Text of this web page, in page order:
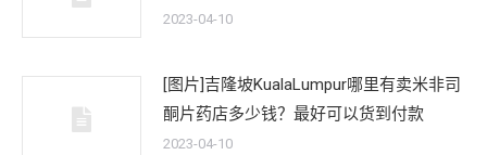
2023-04-10
[图片]吉隆坡KualaLumpur哪里有卖米非司
酮片药店多少钱？最好可以货到付款
2023-04-10